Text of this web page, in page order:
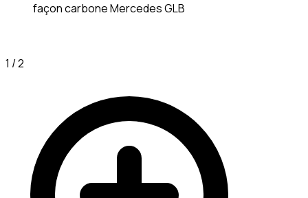
façon carbone Mercedes GLB
1 /2